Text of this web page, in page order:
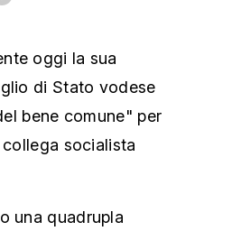
oggi la sua
di Stato vodese
bene comune" per
socialista
una quadrupla